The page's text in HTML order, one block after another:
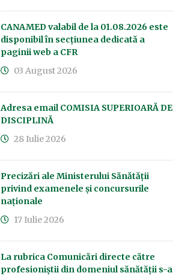
CANAMED valabil de la 01.08.2026 este
disponibil în secțiunea dedicată a
paginii web a CFR
03 August 2026
Adresa email COMISIA SUPERIOARĂ DE
DISCIPLINĂ
28 Iulie 2026
Precizări ale Ministerului Sănătății
privind examenele și concursurile
naționale
17 Iulie 2026
La rubrica Comunicări directe către
profesioniștii din domeniul sănătății s-a